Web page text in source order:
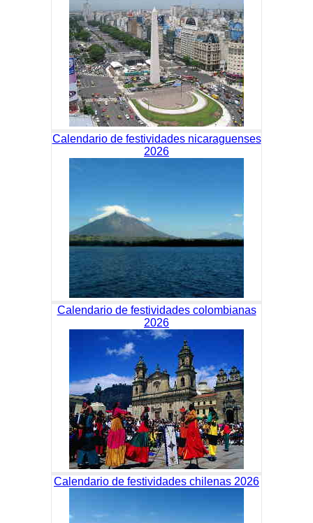
Calendario de festividades nicaraguenses
2026
Calendario de festividades colombianas
2026
Calendario de festividades chilenas 2026